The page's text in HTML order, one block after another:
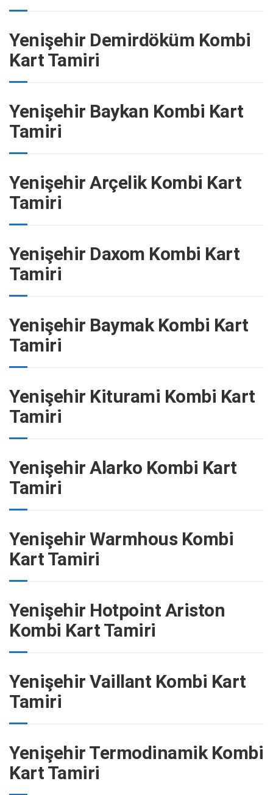
Yenişehir Demirdöküm Kombi
Kart Tamiri
Yenişehir Baykan Kombi Kart
Tamiri
Yenişehir Arçelik Kombi Kart
Tamiri
Yenişehir Daxom Kombi Kart
Tamiri
Yenişehir Baymak Kombi Kart
Tamiri
Yenişehir Kiturami Kombi Kart
Tamiri
Yenişehir Alarko Kombi Kart
Tamiri
Yenişehir Warmhous Kombi
Kart Tamiri
Yenişehir Hotpoint Ariston
Kombi Kart Tamiri
Yenişehir Vaillant Kombi Kart
Tamiri
Yenişehir Termodinamik Kombi
Kart Tamiri